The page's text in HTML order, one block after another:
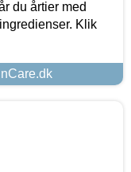
du årtier med
Klik